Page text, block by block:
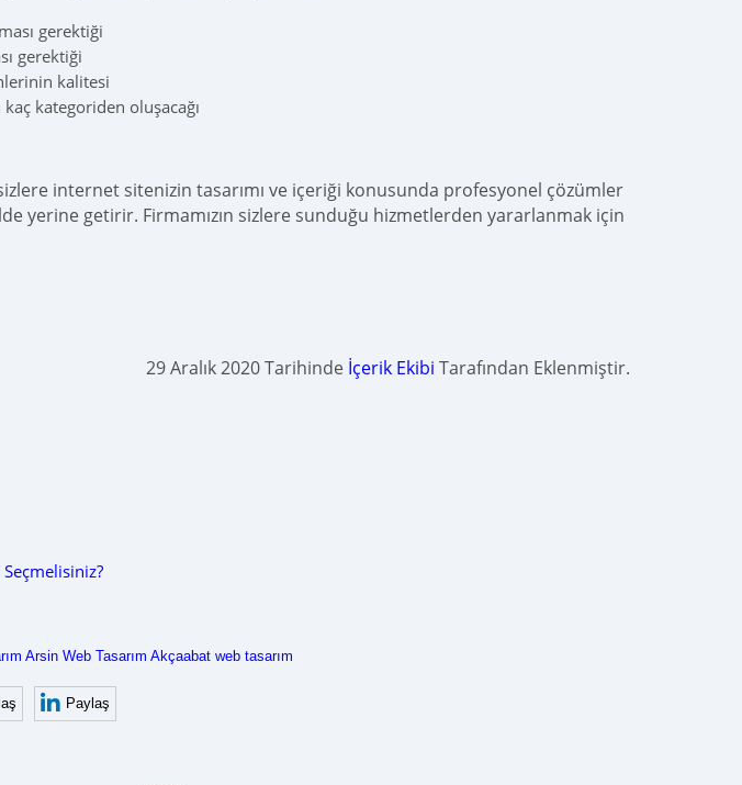
gerektiği
gerektiği
kalitesi
kategoriden oluşacağı
internet sitenizin tasarımı ve içeriği konusunda profesyonel çözümler
yerine getirir. Firmamızın sizlere sunduğu hizmetlerden yararlanmak için
29 Aralık 2020 Tarihinde İçerik Ekibi Tarafından Eklenmiştir.
Arsin Web Tasarım Akçaabat web tasarım
Paylaş